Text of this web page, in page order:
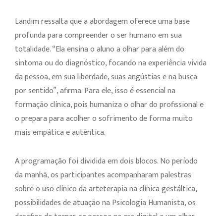
Landim ressalta que a abordagem oferece uma base
profunda para compreender o ser humano em sua
totalidade. “Ela ensina o aluno a olhar para além do
sintoma ou do diagnóstico, focando na experiência vivida
da pessoa, em sua liberdade, suas angústias e na busca
por sentido”, afirma. Para ele, isso é essencial na
formação clínica, pois humaniza o olhar do profissional e
o prepara para acolher o sofrimento de forma muito
mais empática e autêntica.
A programação foi dividida em dois blocos. No período
da manhã, os participantes acompanharam palestras
sobre o uso clínico da arteterapia na clínica gestáltica,
possibilidades de atuação na Psicologia Humanista, os